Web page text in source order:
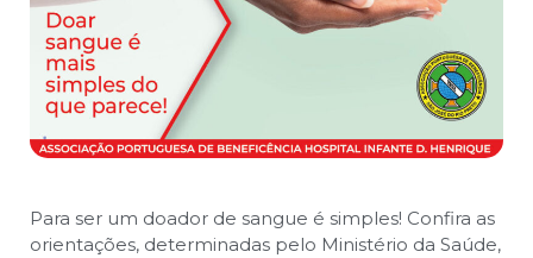
Para ser um doador de sangue é simples! Confira as
orientações, determinadas pelo Ministério da Saúde,